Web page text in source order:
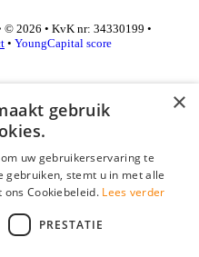
© 2026 • KvK nr: 34330199 •
• YoungCapital score
×
gebruik
uw gebruikerservaring te
gebruiken, stemt u in met alle
Cookiebeleid. Lees verder
PRESTATIE